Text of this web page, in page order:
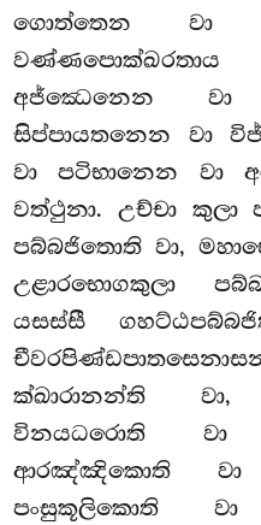
ගොත්තෙන වා
අජ්ඣෙනෙන වා
සිප්පායතනෙන වා
වාපටිභානෙන වා
වත්ථුනා. උච්චා කුලා
පබ්බජිතොති වා,
උළාරභොගකුලා
යසස්සී
ක්ඛාරානන්ති
විනයධරොති වා
ආරඤ්ඤිකොති වා
පංසුකූලිකොති